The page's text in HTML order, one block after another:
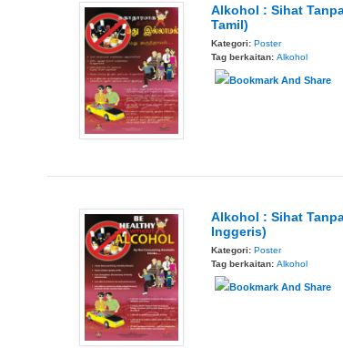
Alkohol : Sihat
Tamil)
Kategori: Poster
Tag berkaitan: Alkohol
Alkohol : Sihat
Inggeris)
Kategori: Poster
Tag berkaitan: Alkohol